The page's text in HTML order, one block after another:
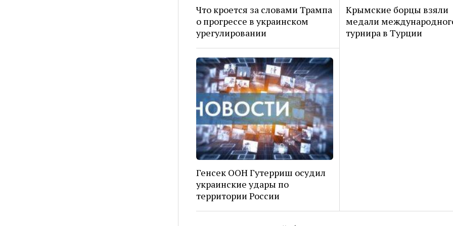
Что кроется за словами Трампа
о прогрессе в украинском
урегулировании
Крымские борцы взяли
медали
турнира в Турции
Генсек ООН Гутерриш осудил
украинские удары по
территории России